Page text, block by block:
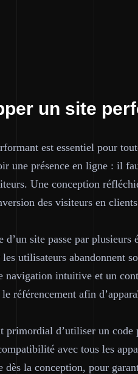
un site
est essentiel pour
une présence en ligne : il
Une conception
des visiteurs en
d’un site passe par
utilisateurs abandonnent
navigation intuitive et un
référencement afin
primordial d’utiliser un
avec tous les
dès la conception, pour